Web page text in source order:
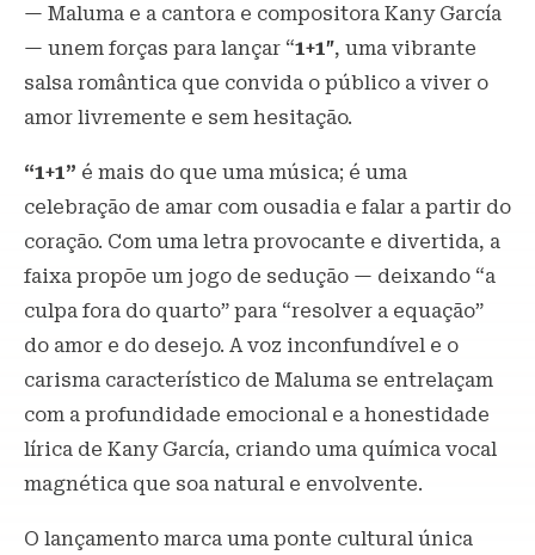
— Maluma e a cantora e compositora Kany García
— unem forças para lançar “1+1″, uma vibrante
salsa romântica que convida o público a viver o
amor livremente e sem hesitação.
“1+1” é mais do que uma música; é uma
celebração de amar com ousadia e falar a partir do
coração. Com uma letra provocante e divertida, a
faixa propõe um jogo de sedução — deixando “a
culpa fora do quarto” para “resolver a equação”
do amor e do desejo. A voz inconfundível e o
carisma característico de Maluma se entrelaçam
com a profundidade emocional e a honestidade
lírica de Kany García, criando uma química vocal
magnética que soa natural e envolvente.
O lançamento marca uma ponte cultural única